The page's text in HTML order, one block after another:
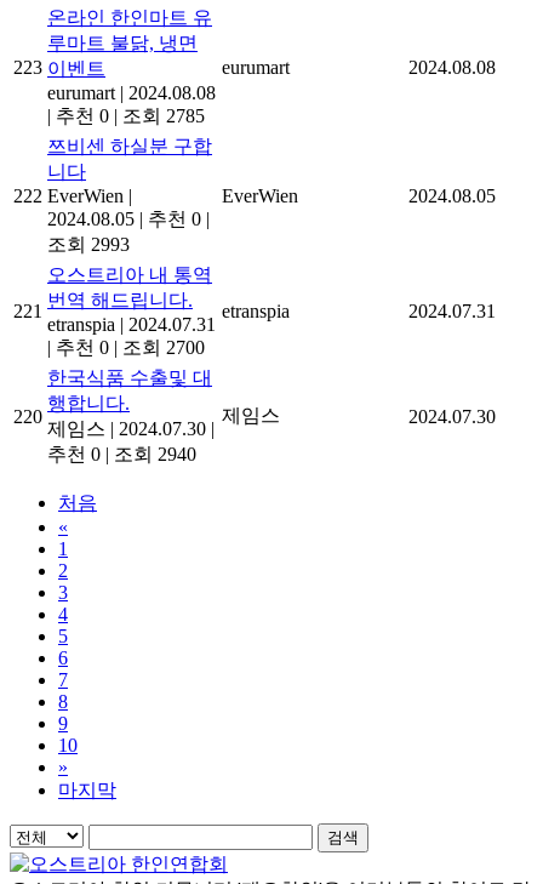
223
온라인 한인마트 유
루마트 불닭, 냉면
이벤트
eurumart | 2024.08.08
| 추천 0 | 조회 2785
eurumart 2024.08.08
222
쯔비센 하실분 구합
니다
EverWien |
2024.08.05 | 추천 0 |
조회 2993
EverWien 2024.08.05
221
오스트리아 내 통역
번역 해드립니다.
etranspia | 2024.07.31
| 추천 0 | 조회 2700
etranspia 2024.07.31
220
한국식품 수출및 대
행합니다.
제임스 | 2024.07.30 |
추천 0 | 조회 2940
제임스 2024.07.30
처음
«
1
2
3
4
5
6
7
8
9
10
»
마지막
검색